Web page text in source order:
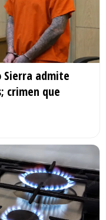
Sierra admite
crimen que